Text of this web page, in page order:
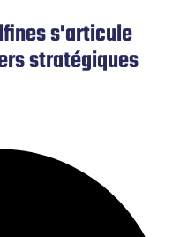
s'articule
stratégiques